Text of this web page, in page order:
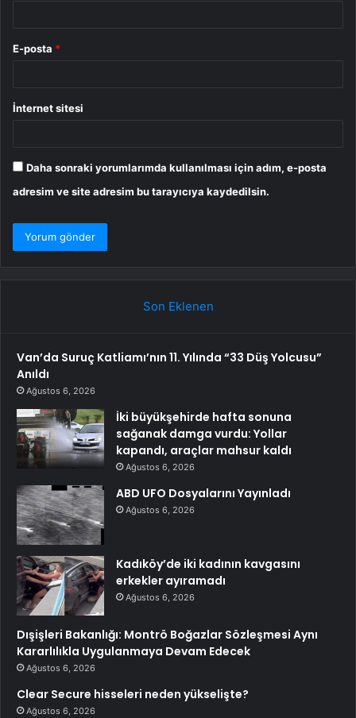
E-posta *
İnternet sitesi
Daha sonraki yorumlarımda kullanılması için adım, e-posta
adresim ve site adresim bu tarayıcıya kaydedilsin.
Son Eklenen
Van’da Suruç Katliamı’nın 11. Yılında “33 Düş Yolcusu”
Anıldı
Ağustos 6, 2026
İki büyükşehirde hafta sonuna
sağanak damga vurdu: Yollar
kapandı, araçlar mahsur kaldı
Ağustos 6, 2026
ABD UFO Dosyalarını Yayınladı
Ağustos 6, 2026
Kadıköy’de iki kadının kavgasını
erkekler ayıramadı
Ağustos 6, 2026
Dışişleri Bakanlığı: Montrö Boğazlar Sözleşmesi Aynı
Kararlılıkla Uygulanmaya Devam Edecek
Ağustos 6, 2026
Clear Secure hisseleri neden yükselişte?
Ağustos 6, 2026